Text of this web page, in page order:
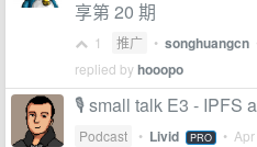
享第 20 期
1 推广 • songhuangcn
replied byhooopo
🎙️ small talk E3 - IPFS
Podcast • Livid PRO •